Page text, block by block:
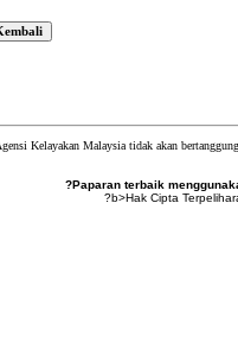
Kelayakan Malaysia tidak akan
?Paparan terbaik
?b>Hak Cipta